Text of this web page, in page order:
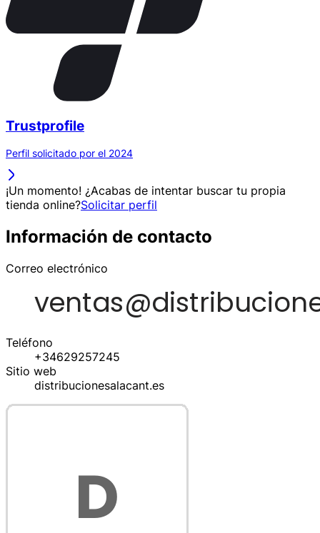
Trustprofile
Perfil solicitado por el 2024
¡Un momento! ¿Acabas de intentar buscar tu propia
tienda online?Solicitar perfil
Información de contacto
Correo electrónico
Teléfono
+34629257245
Sitio web
distribucionesalacant.es